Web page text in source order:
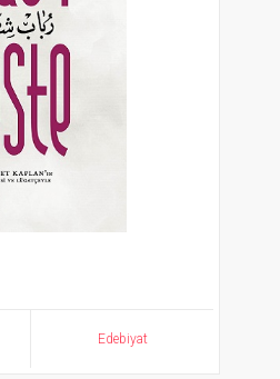
Edebiyat